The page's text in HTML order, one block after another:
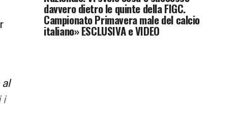
i
davvero dietro le quinte della FIGC.
Campionato Primavera male del calcio
italiano» ESCLUSIVA e VIDEO